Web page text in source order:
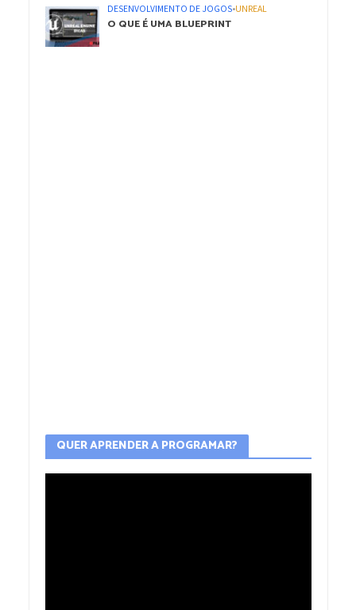
DESENVOLVIMENTO DE JOGOS•UNREAL
O QUE É UMA BLUEPRINT
QUER APRENDER A PROGRAMAR?